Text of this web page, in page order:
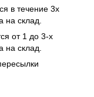
в течение 3х
на склад.
от 1 до 3-х
на склад.